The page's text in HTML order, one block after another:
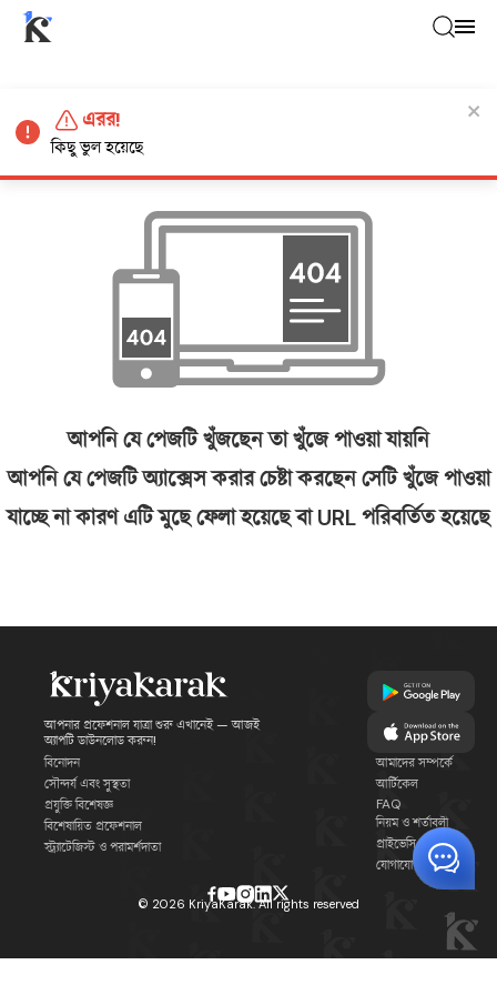
আপনি যে পেজটি খুঁজছেন তা খুঁজে পাওয়া যায়নি
আপনি যে পেজটি অ্যাক্সেস করার চেষ্টা করছেন সেটি খুঁজে পাওয়া
যাচ্ছে না কারণ এটি মুছে ফেলা হয়েছে বা URL পরিবর্তিত হয়েছে
আপনার প্রফেশনাল যাত্রা শুরু এখানেই — আজই
অ্যাপটি ডাউনলোড করুন!
বিনোদন
সৌন্দর্য এবং সুস্থতা
প্রযুক্তি বিশেষজ্ঞ
বিশেষায়িত প্রফেশনাল
স্ট্র্যাটেজিস্ট ও পরামর্শদাতা
আমাদের সম্পর্কে
আর্টিকেল
FAQ
নিয়ম ও শর্তাবলী
প্রাইভেসি পলিসি
যোগাযোগ
© 2026 KriyaKarak. All rights reserved
এরর!
কিছু ভুল হয়েছে